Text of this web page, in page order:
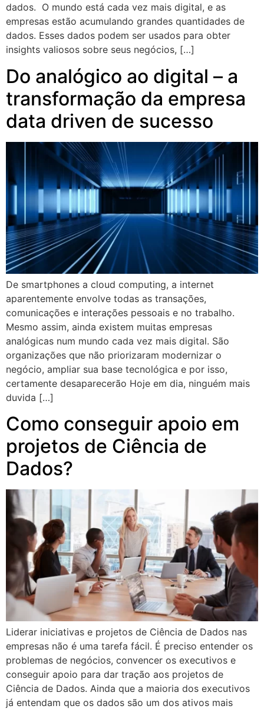
dados. O mundo está cada vez mais digital, e as
empresas estão acumulando grandes quantidades de
dados. Esses dados podem ser usados para obter
insights valiosos sobre seus negócios, […]
Do analógico ao digital – a
transformação da empresa
data driven de sucesso
De smartphones a cloud computing, a internet
aparentemente envolve todas as transações,
comunicações e interações pessoais e no trabalho.
Mesmo assim, ainda existem muitas empresas
analógicas num mundo cada vez mais digital. São
organizações que não priorizaram modernizar o
negócio, ampliar sua base tecnológica e por isso,
certamente desaparecerão Hoje em dia, ninguém mais
duvida […]
Como conseguir apoio em
projetos de Ciência de
Dados?
Liderar iniciativas e projetos de Ciência de Dados nas
empresas não é uma tarefa fácil. É preciso entender os
problemas de negócios, convencer os executivos e
conseguir apoio para dar tração aos projetos de
Ciência de Dados. Ainda que a maioria dos executivos
já entendam que os dados são um dos ativos mais